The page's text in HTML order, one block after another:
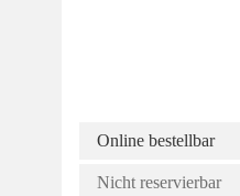
Online bestellbar
Nicht reservierbar